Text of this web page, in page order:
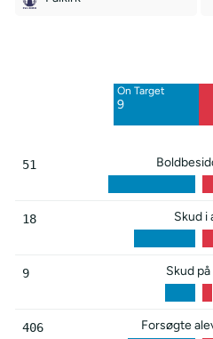
On Target
9
51
18 Skud i
9 Skud på
406 Forsøgte